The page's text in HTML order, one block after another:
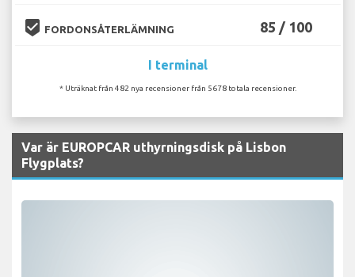
beenhere FORDONSÅTERLÄMNING 85 / 100
I terminal
* Uträknat från 482 nya recensioner från 5678 totala recensioner.
Var är EUROPCAR uthyrningsdisk på Lisbon
Flygplats?